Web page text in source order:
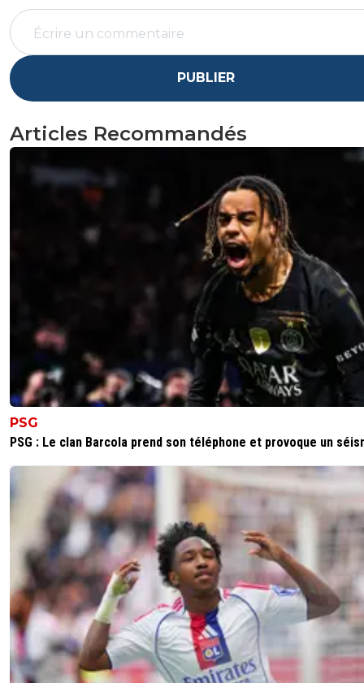
PUBLIER
Articles Recommandés
PSG
PSG : Le clan Barcola prend son téléphone et provoque un